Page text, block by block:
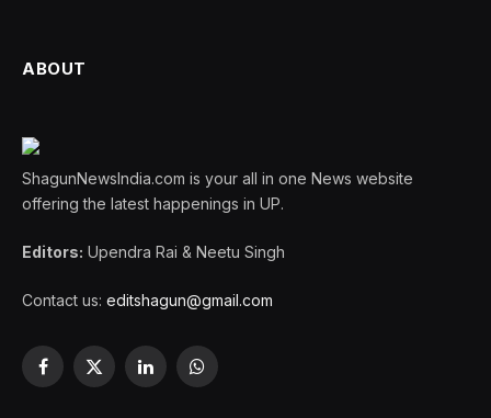
ABOUT
ShagunNewsIndia.com is your all in one News website
offering the latest happenings in UP.
Editors: Upendra Rai & Neetu Singh
Contact us: editshagun@gmail.com
Facebook
X
LinkedInWhatsApp